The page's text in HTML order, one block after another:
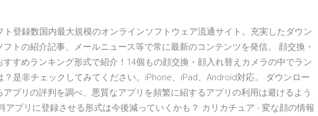
登録数国内最大規模のオンラインソフトウェア流通サイト。充実したダウン
トの紹介記事、メールニュース等で常に最新のコンテンツを発信。 顔交換・
すめランキング形式で紹介！14個もの顔交換・顔入れ替えカメラの中でラン
？是非チェックしてみてください。iPhone、iPad、Android対応。 ダウンロー
アプリの評判を調べ、悪質なアプリを頻繁に紹するアプリの利用は避けるよう
プリに登録させる形式は今後減っていくかも？ カリカチュア - 変な顔の情報